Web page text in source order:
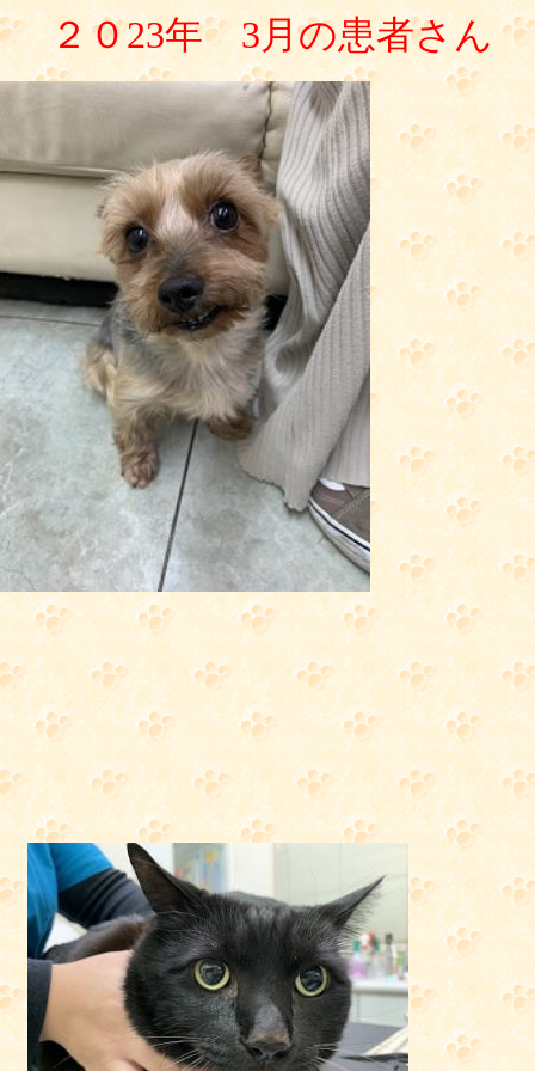
２０23年 3月の患者さん